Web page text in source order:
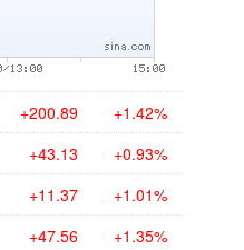
+200.89 +1.42%
+43.13 +0.93%
+11.37 +1.01%
+47.56 +1.35%